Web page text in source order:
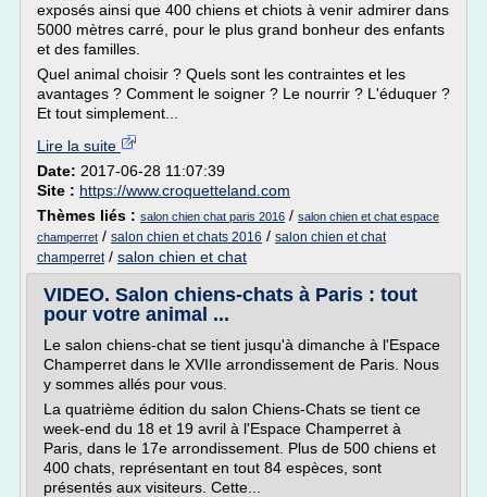
exposés ainsi que 400 chiens et chiots à venir admirer dans
5000 mètres carré, pour le plus grand bonheur des enfants
et des familles.
Quel animal choisir ? Quels sont les contraintes et les
avantages ? Comment le soigner ? Le nourrir ? L'éduquer ?
Et tout simplement...
Lire la suite
Date: 2017-06-28 11:07:39
Site : https://www.croquetteland.com
Thèmes liés : salon chien chat paris 2016 / salon chien et chat espace
champerret / salon chien et chats 2016 / salon chien et chat
champerret/ salon chien et chat
VIDEO. Salon chiens-chats à Paris : tout
pour votre animal ...
Le salon chiens-chat se tient jusqu'à dimanche à l'Espace
Champerret dans le XVIIe arrondissement de Paris. Nous
y sommes allés pour vous.
La quatrième édition du salon Chiens-Chats se tient ce
week-end du 18 et 19 avril à l'Espace Champerret à
Paris, dans le 17e arrondissement. Plus de 500 chiens et
400 chats, représentant en tout 84 espèces, sont
présentés aux visiteurs. Cette...